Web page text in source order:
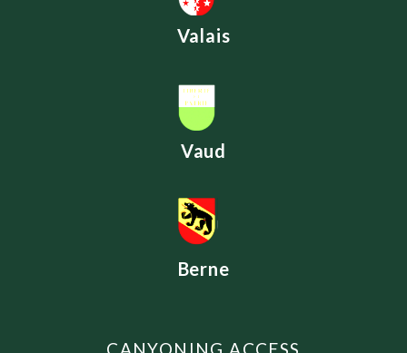
Valais
Vaud
Berne
CANYONING ACCESS